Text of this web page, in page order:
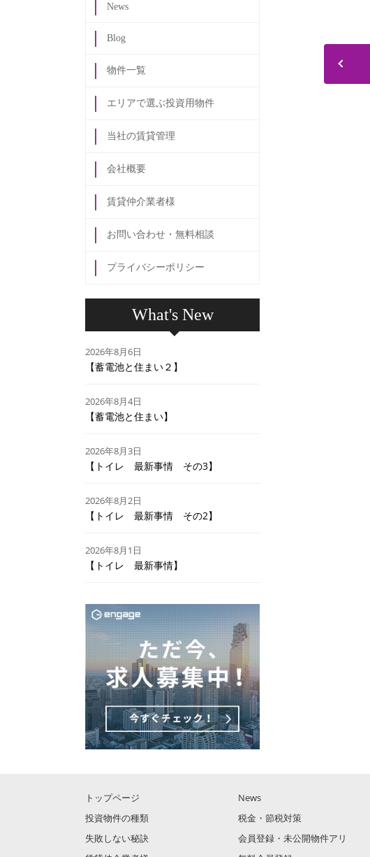
News
Blog
物件一覧
エリアで選ぶ投資用物件
当社の賃貸管理
会社概要
賃貸仲介業者様
お問い合わせ・無料相談
プライバシーポリシー
What's New
2026年8月6日
【蓄電池と住まい２】
2026年8月4日
【蓄電池と住まい】
2026年8月3日
【トイレ 最新事情 その3】
2026年8月2日
【トイレ 最新事情 その2】
2026年8月1日
【トイレ 最新事情】
トップページ News
投資物件の種類
税金・節税対策
失敗しない秘訣
会員登録・未公開物件アリ